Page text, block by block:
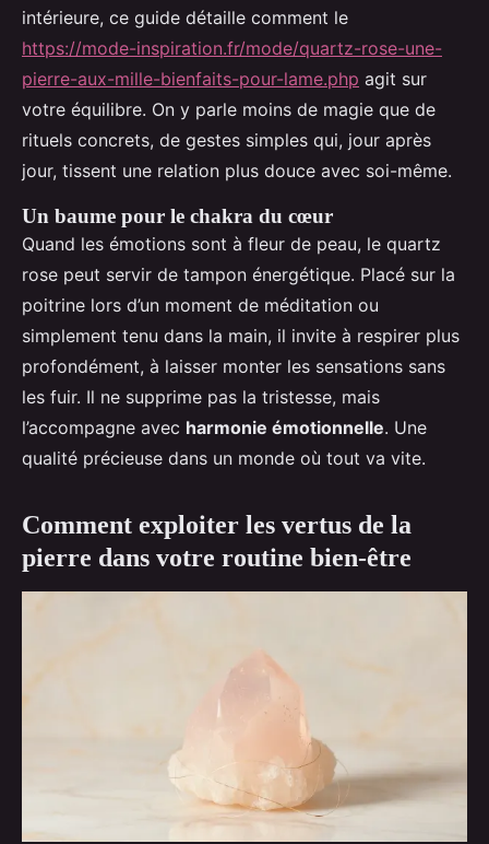
intérieure, ce guide détaille comment le
https://mode-inspiration.fr/mode/quartz-rose-une-
pierre-aux-mille-bienfaits-pour-lame.php agit sur
votre équilibre. On y parle moins de magie que de
rituels concrets, de gestes simples qui, jour après
jour, tissent une relation plus douce avec soi-même.
Un baume pour le chakra du cœur
Quand les émotions sont à fleur de peau, le quartz
rose peut servir de tampon énergétique. Placé sur la
poitrine lors d’un moment de méditation ou
simplement tenu dans la main, il invite à respirer plus
profondément, à laisser monter les sensations sans
les fuir. Il ne supprime pas la tristesse, mais
l’accompagne avec harmonie émotionnelle. Une
qualité précieuse dans un monde où tout va vite.
Comment exploiter les vertus de la
pierre dans votre routine bien-être